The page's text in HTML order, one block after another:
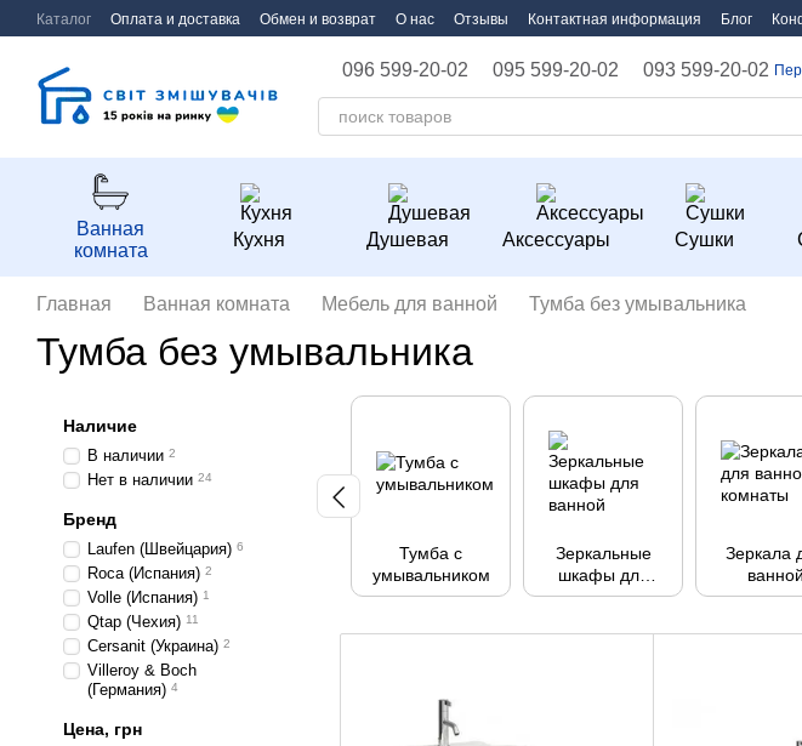
Перейти к основному контенту
Каталог Оплата и доставка Обмен и возврат О нас Отзывы Контактная информация Блог
096 599-20-02 095 599-20-02 093 599-20-02
Ванная
комната
Кухня Душевая Аксессуары Сушки
Главная Ванная комната Мебель для ванной Тумба без умывальника
Тумба без умывальника
Тумба с
умывальником
Зеркальные
шкафы для
ванной
Зеркала
ванной
Наличие
В наличии 2
Нет в наличии 24
Бренд
Laufen (Швейцария) 6
Roca (Испания) 2
Volle (Иcпания) 1
Qtap (Чехия) 11
Cersanit (Украина) 2
Villeroy & Boch
(Германия) 4
Цена, грн